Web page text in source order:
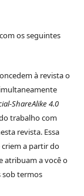
os seguintes
à revista o
ShareAlike 4.0
trabalho com
revista. Essa
a partir do
atribuam a você o
sob termos